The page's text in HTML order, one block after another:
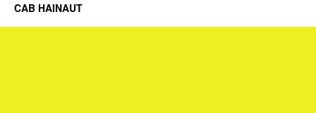
CAB HAINAUT